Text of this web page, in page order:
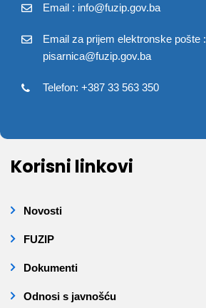
Email : info@fuzip.gov.ba
Email za prijem elektronske pošte :
pisarnica@fuzip.gov.ba
Telefon: +387 33 563 350
Korisni linkovi
Novosti
FUZIP
Dokumenti
Odnosi s javnošću